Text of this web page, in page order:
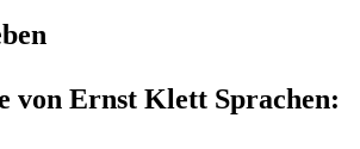
von Ernst Klett Sprachen: